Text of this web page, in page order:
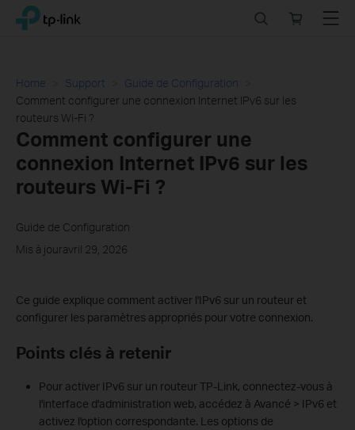
Click
navigation
TP-Link, Reliably Smart
store
Menu
Home Support
Guide de Configuration
Comment configurer une connexion Internet IPv6 sur les
routeurs Wi-Fi ?
Comment configurer une
connexion Internet IPv6 sur les
routeurs Wi-Fi ?
Guide de Configuration
Mis à jouravril 29, 2026
Ce guide explique comment activer l'IPv6 sur un routeur et
configurer les paramètres appropriés pour votre connexion.
Points clés à retenir
Pour activer IPv6 sur un routeur TP-Link, connectez-vous à
l'interface d'administration web, accédez à Avancé > IPv6 et
activez l'option correspondante. Les options de